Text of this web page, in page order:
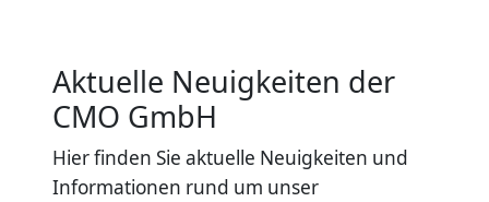
Aktuelle Neuigkeiten der
CMO GmbH
Hier finden Sie aktuelle Neuigkeiten und
Informationen rund um unser